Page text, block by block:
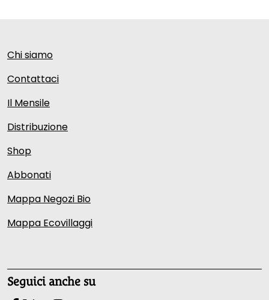
Chi siamo
Contattaci
Il Mensile
Distribuzione
Shop
Abbonati
Mappa Negozi Bio
Mappa Ecovillaggi
Seguici anche su